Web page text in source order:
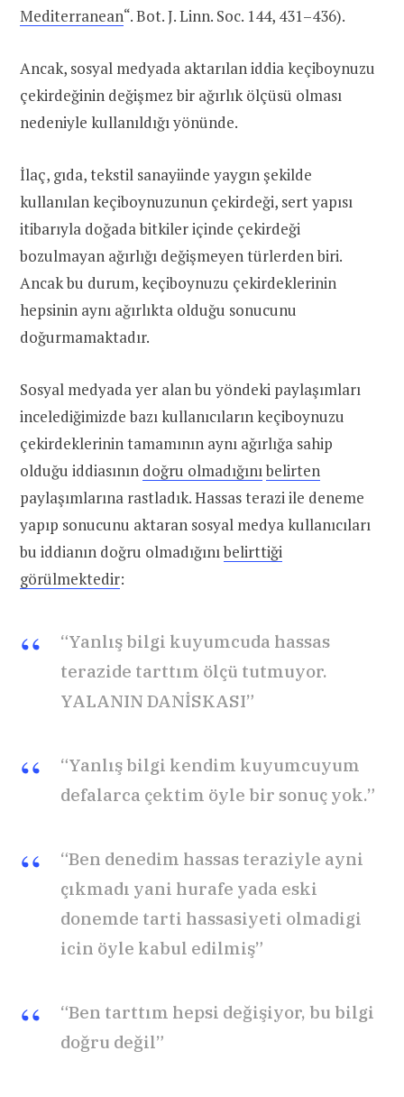
Mediterranean“. Bot. J. Linn. Soc. 144, 431–436).
Ancak, sosyal medyada aktarılan iddia keçiboynuzu
çekirdeğinin değişmez bir ağırlık ölçüsü olması
nedeniyle kullanıldığı yönünde.
İlaç, gıda, tekstil sanayiinde yaygın şekilde
kullanılan keçiboynuzunun çekirdeği, sert yapısı
itibarıyla doğada bitkiler içinde çekirdeği
bozulmayan ağırlığı değişmeyen türlerden biri.
Ancak bu durum, keçiboynuzu çekirdeklerinin
hepsinin aynı ağırlıkta olduğu sonucunu
doğurmamaktadır.
Sosyal medyada yer alan bu yöndeki paylaşımları
incelediğimizde bazı kullanıcıların keçiboynuzu
çekirdeklerinin tamamının aynı ağırlığa sahip
olduğu iddiasının doğru olmadığınıbelirten
paylaşımlarına rastladık. Hassas terazi ile deneme
yapıp sonucunu aktaran sosyal medya kullanıcıları
bu iddianın doğru olmadığınıbelirttiği
görülmektedir:
“Yanlış bilgi kuyumcuda hassas
terazide tarttım ölçü tutmuyor.
YALANIN DANİSKASI”
“Yanlış bilgi kendim kuyumcuyum
defalarca çektim öyle bir sonuç yok.”
“Ben denedim hassas teraziyle ayni
çıkmadı yani hurafe yada eski
donemde tarti hassasiyeti olmadigi
icin öyle kabul edilmiş”
“Ben tarttım hepsi değişiyor, bu bilgi
doğru değil”